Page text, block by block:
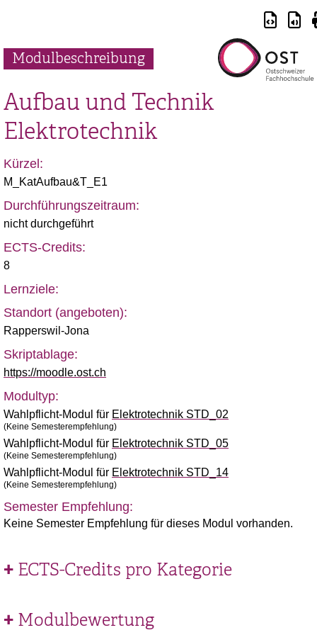
Modulbeschreibung
Aufbau und Technik
Elektrotechnik
Kürzel:
M_KatAufbau&T_E1
Durchführungszeitraum:
nicht durchgeführt
ECTS-Credits:
8
Lernziele:
Standort (angeboten):
Rapperswil-Jona
Skriptablage:
https://moodle.ost.ch
Modultyp:
Wahlpflicht-Modul für Elektrotechnik STD_02
(Keine Semesterempfehlung)
Wahlpflicht-Modul für Elektrotechnik STD_05
(Keine Semesterempfehlung)
Wahlpflicht-Modul für Elektrotechnik STD_14
(Keine Semesterempfehlung)
Semester Empfehlung:
Keine Semester Empfehlung für dieses Modul vorhanden.
ECTS-Credits pro Kategorie
Modulbewertung